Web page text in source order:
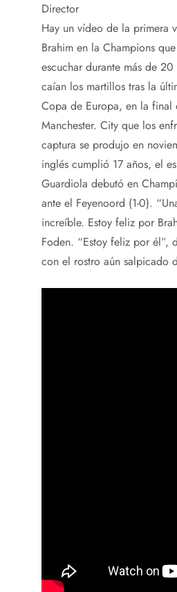
Director
Hay un vídeo de la primera
Brahim en la Champions
escuchar durante más de
caían los martillos tras la
Copa de Europa, en la final
Manchester. City que los
captura se produjo en
inglés cumplió 17 años, el
Guardiola debutó en
ante el Feyenoord (1-0).
increíble. Estoy feliz por
Foden. “Estoy feliz por él”,
con el rostro aún salpicado